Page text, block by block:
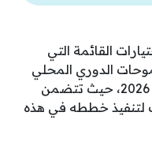
القائمة التي
الدوري المحلي
لدعم رحلة الاستعداد لكأس العالم 2026، حيث تتضمن
لتنفيذ خططه في هذه